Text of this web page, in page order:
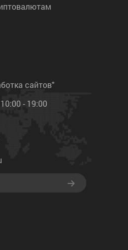
сайтов"
- 19:00